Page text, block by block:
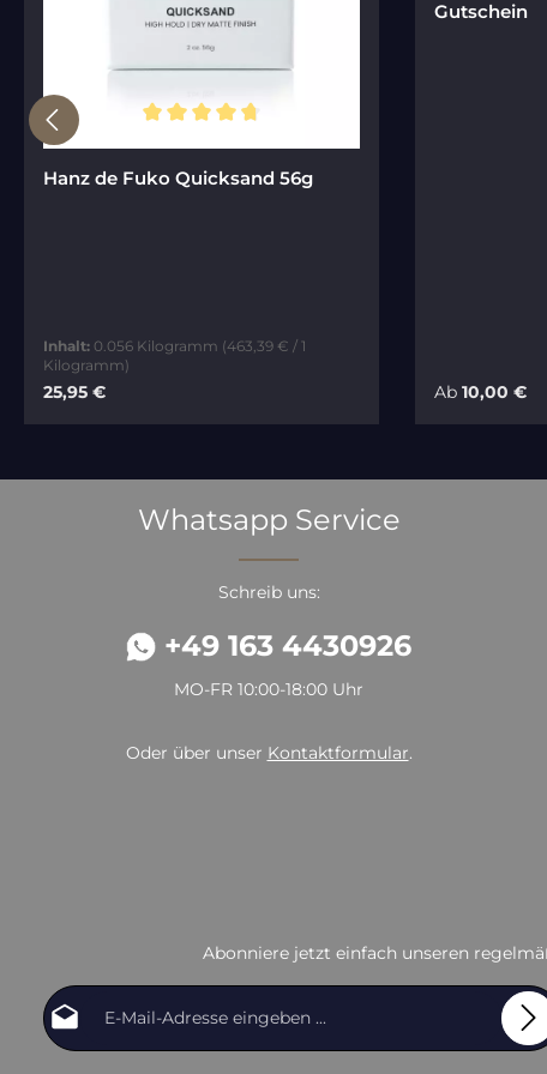
Durchschnittliche Bewertung von 4.74 von 5 Sternen
Hanz de Fuko Quicksand 56g
Inhalt: 0.056 Kilogramm (463,39 € / 1
Kilogramm)
Regulärer Preis:
25,95 €
Gutschein
Regulärer
Ab 10,00 €
Whatsapp Service
Schreib uns:
+49 163 4430926
MO-FR 10:00-18:00 Uhr
Oder über unser Kontaktformular.
Abonniere jetzt einfach unseren